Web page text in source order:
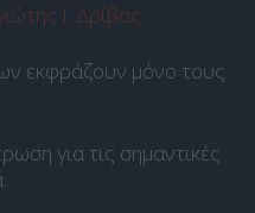
Ι. Δρίβας.
εκφράζουν μόνο τους
για τις σημαντικές